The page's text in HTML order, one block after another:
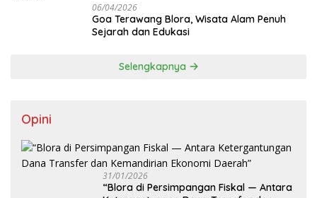
06/04/2026
Goa Terawang Blora, Wisata Alam Penuh
Sejarah dan Edukasi
Selengkapnya
Opini
31/01/2026
‎“Blora di Persimpangan Fiskal — Antara